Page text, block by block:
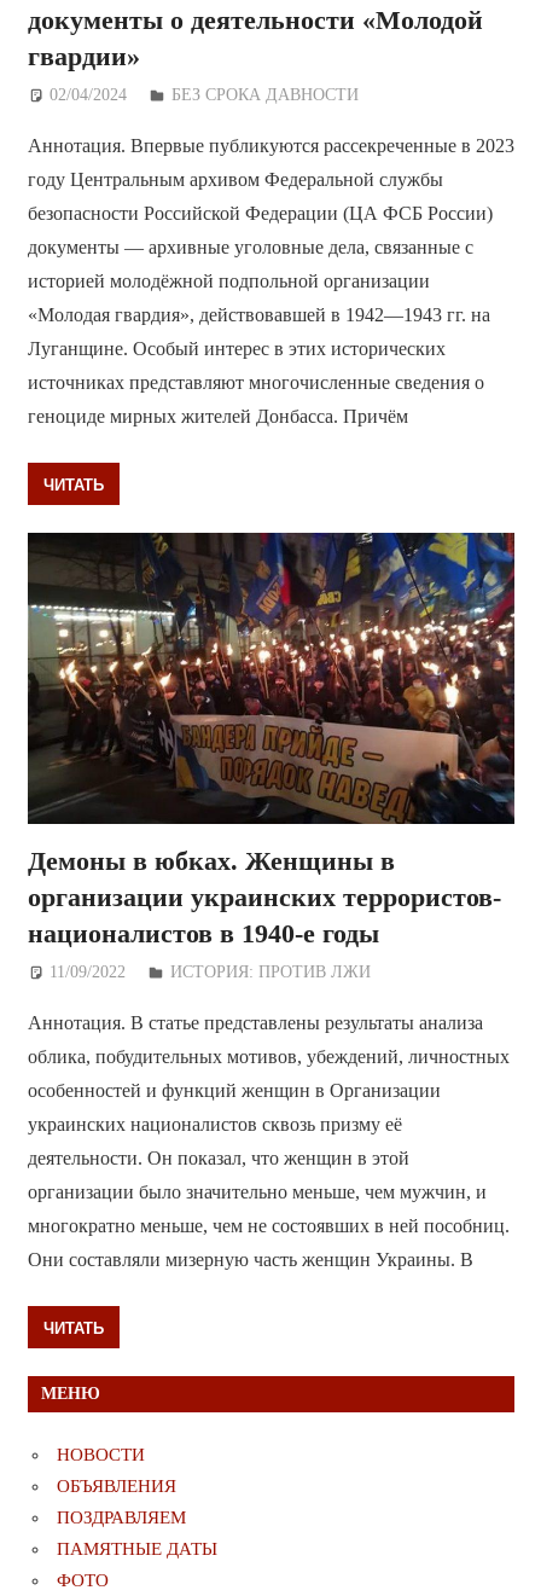
документы о деятельности «Молодой
гвардии»
02/04/2024 Дежурный по Редакции
БЕЗ СРОКА ДАВНОСТИ
Аннотация. Впервые публикуются рассекреченные в 2023
году Центральным архивом Федеральной службы
безопасности Российской Федерации (ЦА ФСБ России)
документы — архивные уголовные дела, связанные с
историей молодёжной подпольной организации
«Молодая гвардия», действовавшей в 1942—1943 гг. на
Луганщине. Особый интерес в этих исторических
источниках представляют многочисленные сведения о
геноциде мирных жителей Донбасса. Причём
ЧИТАТЬ
Демоны в юбках. Женщины в
организации украинских террористов-
националистов в 1940-е годы
11/09/2022 Дежурный по Редакции
ИСТОРИЯ: ПРОТИВ ЛЖИ
Аннотация. В статье представлены результаты анализа
облика, побудительных мотивов, убеждений, личностных
особенностей и функций женщин в Организации
украинских националистов сквозь призму её
деятельности. Он показал, что женщин в этой
организации было значительно меньше, чем мужчин, и
многократно меньше, чем не состоявших в ней пособниц.
Они составляли мизерную часть женщин Украины. В
ЧИТАТЬ
МЕНЮ
НОВОСТИ
ОБЪЯВЛЕНИЯ
ПОЗДРАВЛЯЕМ
ПАМЯТНЫЕ ДАТЫ
ФОТО